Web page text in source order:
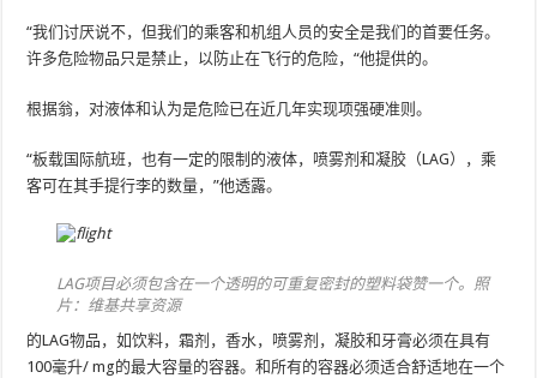
“我们讨厌说不，但我们的乘客和机组人员的安全是我们的首要任务。
许多危险物品只是禁止，以防止在飞行的危险，“他提供的。
根据翁，对液体和认为是危险已在近几年实现项强硬准则。
“板载国际航班，也有一定的限制的液体，喷雾剂和凝胶（LAG），乘
客可在其手提行李的数量，”他透露。
LAG项目必须包含在一个透明的可重复密封的塑料袋赞一个。照
片：维基共享资源
的LAG物品，如饮料，霜剂，香水，喷雾剂，凝胶和牙膏必须在具有
100毫升/ mg的最大容量的容器。和所有的容器必须适合舒适地在一个